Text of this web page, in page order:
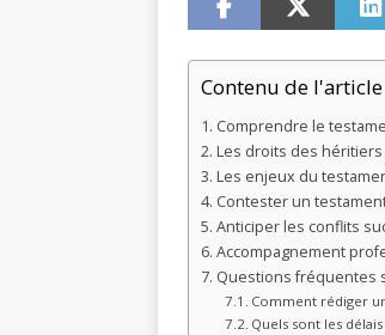
Contenu de l'article
Comprendre le
Les droits des
Les enjeux du
Contester un
Anticiper les conflits
Accompagnement
Questions fréquentes
Comment rédiger
Quels sont les